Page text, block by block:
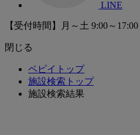
LINE
【受付時間】月～土 9:00～17:00
閉じる
ペピイトップ
施設検索トップ
施設検索結果